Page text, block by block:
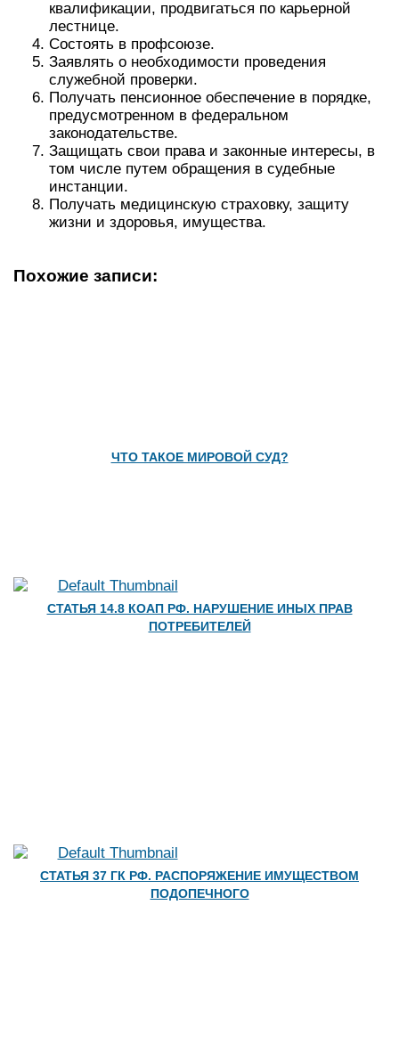
квалификации, продвигаться по карьерной
лестнице.
Состоять в профсоюзе.
Заявлять о необходимости проведения
служебной проверки.
Получать пенсионное обеспечение в порядке,
предусмотренном в федеральном
законодательстве.
Защищать свои права и законные интересы, в
том числе путем обращения в судебные
инстанции.
Получать медицинскую страховку, защиту
жизни и здоровья, имущества.
Похожие записи:
ЧТО ТАКОЕ МИРОВОЙ СУД?
СТАТЬЯ 14.8 КОАП РФ. НАРУШЕНИЕ ИНЫХ ПРАВ
ПОТРЕБИТЕЛЕЙ
СТАТЬЯ 37 ГК РФ. РАСПОРЯЖЕНИЕ ИМУЩЕСТВОМ
ПОДОПЕЧНОГО